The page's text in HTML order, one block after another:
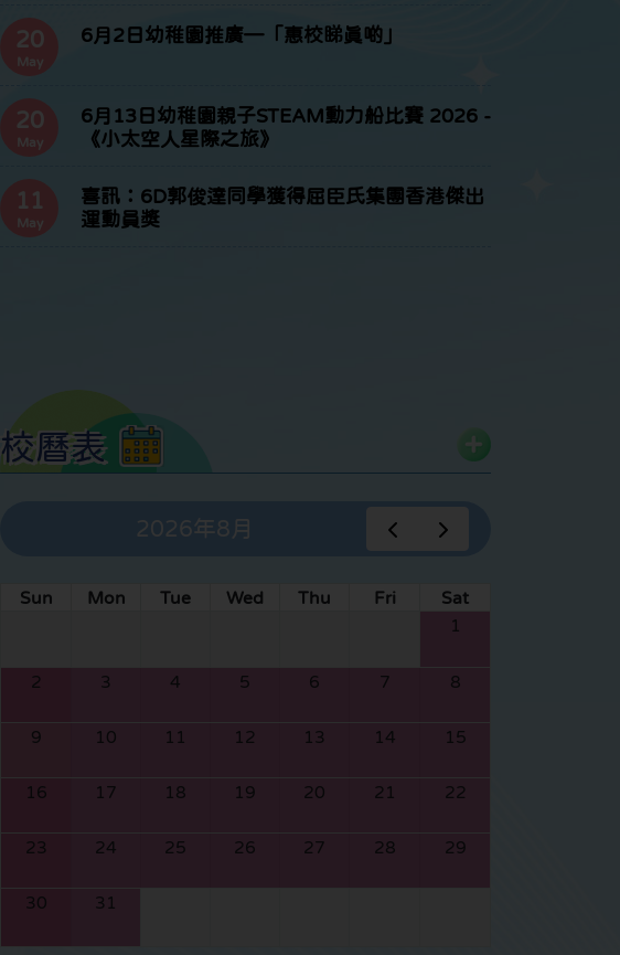
20
May
6月2日幼稚園推廣—「惠校睇真啲」
20
May
6月13日幼稚園親子STEAM動力船比賽 2026 -
《小太空人星際之旅》
11
May
喜訊：6D郭俊達同學獲得屈臣氏集團香港傑出
運動員獎
校曆表
2026年8月
Sun Mon Tue Wed Thu Fri
Sat
1
2 3 4 5 6 7 8
9 10 11 12 13 14 15
16 17 18 19 20 21 22
23 24 25 26 27 28 29
30 31